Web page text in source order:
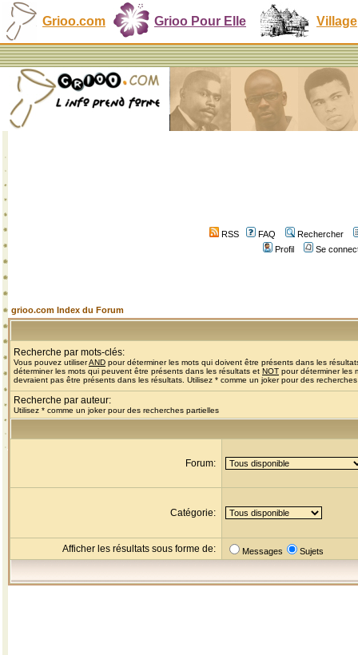
Grioo.com Grioo Pour Elle Village
RSS FAQ
Rechercher
Profil
Se
grioo.com Index du Forum
Recherche par mots-clés:
Vous pouvez utiliserAND pour déterminer les mots qui doivent être présents dans les
déterminer les mots qui peuvent être présents dans les résultats et NOT pour déterminer les
devraient pas être présents dans les résultats. Utilisez * comme un joker pour des
Recherche par auteur:
Utilisez * comme un joker pour des recherches partielles
Forum:
Catégorie:
Afficher les résultats sous forme de: Messages Sujets